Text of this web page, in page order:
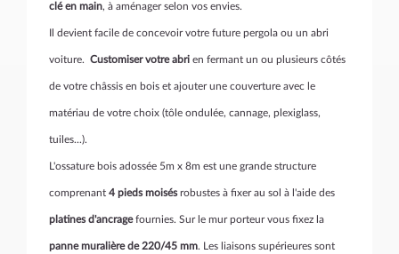
clé en main, à aménager selon vos envies.
Il devient facile de concevoir votre future pergola ou un abri
voiture. Customiser votre abri en fermant un ou plusieurs côtés
de votre châssis en bois et ajouter une couverture avec le
matériau de votre choix (tôle ondulée, cannage, plexiglass,
tuiles...).
L'ossature bois adossée 5m x 8m est une grande structure
comprenant 4 pieds moisésrobustes à fixer au sol à l'aide des
platines d'ancragefournies. Sur le mur porteur vous fixez la
panne muralière de 220/45 mm. Les liaisons supérieures sont